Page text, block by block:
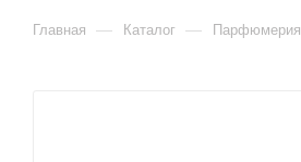
Главная — Каталог — Парфюмерия